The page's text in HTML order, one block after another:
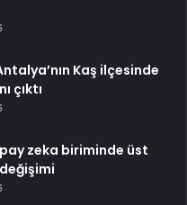
Kaş ilçesinde
çıktı
zeka biriminde üst